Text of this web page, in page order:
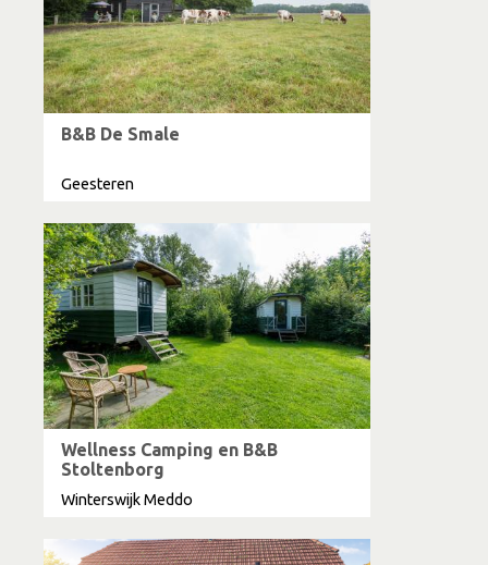
B&B De Smale
Geesteren
Wellness Camping en B&B
Stoltenborg
Winterswijk Meddo